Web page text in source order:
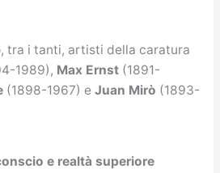
tra i tanti, artisti della caratura
1989), Max Ernst(1891-
(1898-1967) e Juan Mirò (1893-
e realtà superiore